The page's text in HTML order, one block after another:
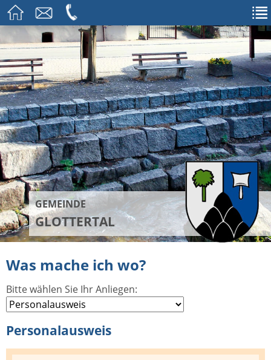
GEMEINDE
GLOTTERTAL
Was mache ich wo?
Bitte wählen Sie Ihr Anliegen:
Personalausweis